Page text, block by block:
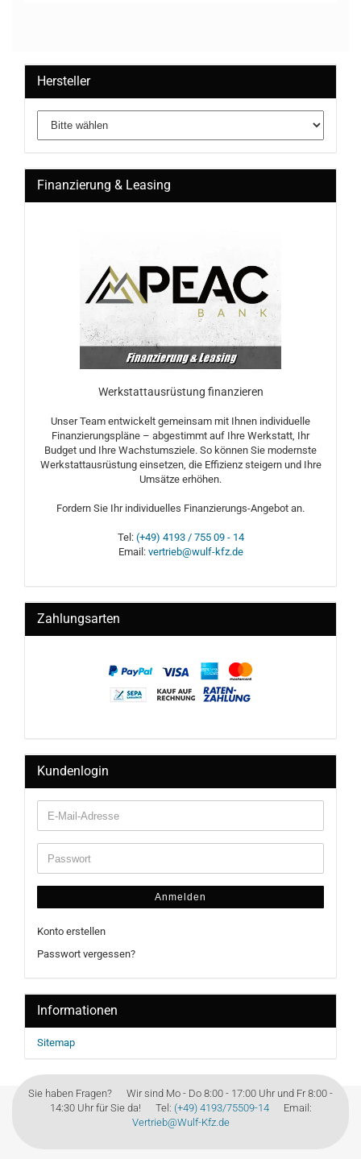
Hersteller
Finanzierung & Leasing
Werkstattausrüstung finanzieren
Unser Team entwickelt gemeinsam mit Ihnen individuelle
Finanzierungspläne – abgestimmt auf Ihre Werkstatt, Ihr
Budget und Ihre Wachstumsziele. So können Sie modernste
Werkstattausrüstung einsetzen, die Effizienz steigern und Ihre
Umsätze erhöhen.
Fordern Sie Ihr individuelles Finanzierungs-Angebot an.
Tel: (+49) 4193 / 755 09 - 14
Email: vertrieb@wulf-kfz.de
Zahlungsarten
Kundenlogin
Anmelden
Konto erstellen
Passwort vergessen?
Informationen
Sitemap
Sie haben Fragen? Wir sind Mo - Do 8:00 - 17:00 Uhr und Fr 8:00 -
14:30 Uhr für Sie da! Tel: (+49) 4193/75509-14Email:
Vertrieb@Wulf-Kfz.de